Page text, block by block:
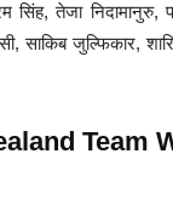
तेजा निदामानुरु,
साकिब जुल्फिकार,
Team